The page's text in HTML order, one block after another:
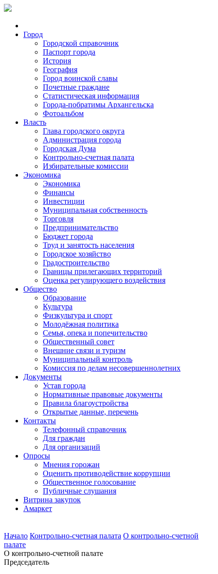
Город
Городской справочник
Паспорт города
История
География
Город воинской славы
Почетные граждане
Статистическая информация
Города-побратимы Архангельска
Фотоальбом
Власть
Глава городского округа
Администрация города
Городская Дума
Контрольно-счетная палата
Избирательные комиссии
Экономика
Экономика
Финансы
Инвестиции
Муниципальная собственность
Торговля
Предпринимательство
Бюджет города
Труд и занятость населения
Городское хозяйство
Градостроительство
Границы прилегающих территорий
Оценка регулирующего воздействия
Общество
Образование
Культура
Физкультура и спорт
Молодёжная политика
Семья, опека и попечительство
Общественный совет
Внешние связи и туризм
Муниципальный контроль
Комиссия по делам несовершеннолетних
Документы
Устав города
Нормативные правовые документы
Правила благоустройства
Открытые данные, перечень
Контакты
Телефонный справочник
Для граждан
Для организаций
Опросы
Мнения горожан
Оценить противодействие коррупции
Общественное голосование
Публичные слушания
Витрина закупок
Амаркет
Начало Контрольно-счетная палата О контрольно-счетной
палате
О контрольно-счетной палате
Председатель